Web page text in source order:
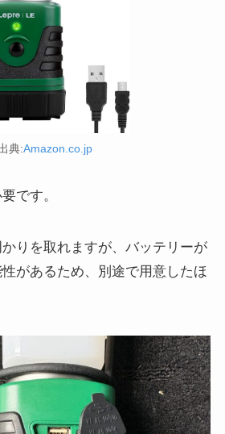
典:Amazon.co.jp
です。
りを取れますが、バッテリーが
があるため、別途で用意したほ